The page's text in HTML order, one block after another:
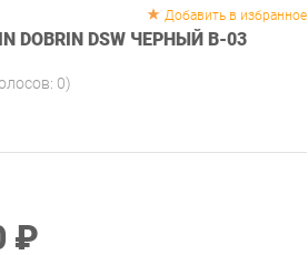
Добавить в избранное
DOBRIN DSW ЧЕРНЫЙ B-03
0)
₽